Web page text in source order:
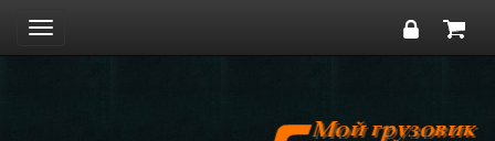
Toggle
navigation